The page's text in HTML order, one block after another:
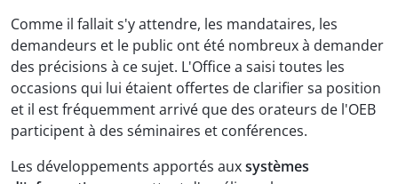
Comme il fallait s'y attendre, les mandataires, les
demandeurs et le public ont été nombreux à demander
des précisions à ce sujet. L'Office a saisi toutes les
occasions qui lui étaient offertes de clarifier sa position
et il est fréquemment arrivé que des orateurs de l'OEB
participent à des séminaires et conférences.
Les développements apportés auxsystèmes